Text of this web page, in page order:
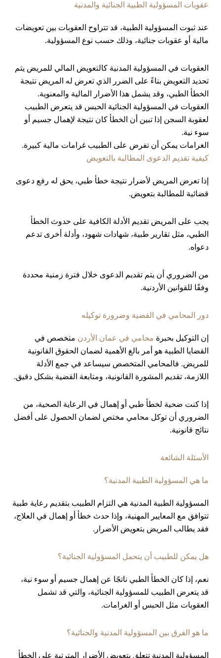
عقوبات المسؤولية الطبية الجنائية والمدنية
عند ثبوت المسؤولية الطبية، قد تتراوح العقوبات بين تعويضات
مالية أو عقوبات جنائية، وذلك حسب نوع المسؤولية.
العقوبات في المسؤولية المدنية كالتعويض المالي للمريض يتم
تحديد التعويض بناءً على الضرر الذي تعرض له المريض نتيجة
الخطأ الطبي، وقد يشمل هذا الأضرار المالية والمعنوية.
العقوبات في المسؤولية الجنائية الحبس قد يتعرض الطبيب
لعقوبة السجن إذا تبين أن الخطأ كان نتيجة لإهمال جسيم أو
سوء نية.
الغرامات يمكن أن تفرض على الطبيب غرامات مالية كبيرة.
كيفية تقديم الدعوى المطالبة بالتعويض
إذا تعرض المريض لأضرار نتيجة خطأ طبي، يحق له رفع دعوى
قضائية للمطالبة بتعويض.
يجب على المريض تقديم الأدلة الكافية على حدوث الخطأ
الطبي، مثل تقارير طبية، شهادات شهود، وأدلة أخرى تدعم
دعواه.
من الضروري أن يتم تقديم الدعوى خلال فترة زمنية محددة
وفقًا للقوانين الأردنية.
دور المحامي في القضية وضرورة توكيله
إن التوكيل بحبرة محامي في عمان الأردن متخصص في
القضايا الطبية هو أمر بالغ الأهمية لضمان الحقوق القانونية
للمريض. فالمحامي المتخصص سيساعد في جمع الأدلة
اللازمة، تقديم المشورة القانونية، ومتابعة القضية بشكل دقيق.
إذا كنت ضحية لخطأ طبي أو إهمال في الرعاية الصحية، من
الضروري أن توكل محامي مختص لضمان الحصول على أفضل
نتائج قانونية.
الأسئلة الشائعة
ما هي المسؤولية الطبية المدنية؟
المسؤولية الطبية المدنية هي التزام الطبيب بتقديم رعاية طبية
تتوافق مع المعايير المهنية، وإذا حدث خطأ أو إهمال في العلاج،
فقد يطالب المريض بتعويض الأضرار.
هل يمكن للطبيب أن يتحمل المسؤولية الجنائية؟
نعم، إذا كان الخطأ الطبي ناتجًا عن إهمال جسيم أو سوء نية،
قد يتعرض الطبيب للمسؤولية الجنائية، والتي قد تشمل
العقوبات مثل الحبس أو الغرامات.
ما هو الفرق بين المسؤولية المدنية والجنائية؟
المسؤولية المدنية تتعلق بتعويض الأضرار المترتبة على الخطأ